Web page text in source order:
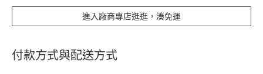
進入廠商專店逛逛，湊免運
付款方式與配送方式